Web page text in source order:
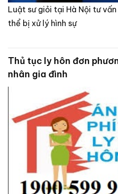
Luật sư giỏi tại Hà Nội tư
thể bị xử lý hình sự
Thủ tục ly hôn đơn
nhân gia đình